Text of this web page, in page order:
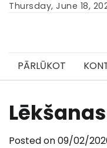
SkipThursday, June 18,
PĀRLŪKOT
Posted on09/02/